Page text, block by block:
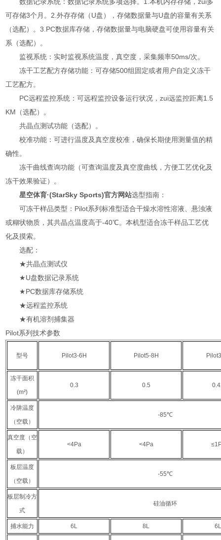
可存储3个月。2.外存存储（U盘），存储数据量与U盘的容量有关系
（选配）。3.PC数据库存储，存储数据量与电脑硬盘可使用容量有关
系（选配）。
监视系统：实时监视系统温度，真空度，采集频率50ms/次。
冻干工艺配方存储功能：可存储500组固定或者用户自定义冻干
工艺配方。
PC远程监控系统：可远程监控设备运行状况，zui远监控距离1.5
KM（选配）。
共晶点测试功能（选配）。
校准功能：可进行温度及真空度校准，确保长期使用测量值的精
确性。
冻干曲线查询功能（可查询温度及真空度曲线，方便工艺优化及
冻干效果验证）。
星空体育·(StarSky Sports)官方网站选型指南：
可冻干样品类型：Pilot系列标准型适合干燥水溶性溶液、悬浊液
或糊状物质，其共晶点温度高于-40℃。本机型适合冻干样品工艺优
化及摸索。
选配：
★共晶点测试仪
★U盘数据记录系统
★PC数据库存储系统
★远程监控系统
★有机溶剂捕集器
Pilot系列技术参数
型号 Pilot3-6H Pilot5-8H
冻干面积
(m²)
0.3 0.5
冷阱温度
（空载）
-85℃
真空度（空
载）
<4Pa <4Pa
板层温度
（空载）
-55℃
板层制冷方
式
硅油循环
捕水能力 6L 8L